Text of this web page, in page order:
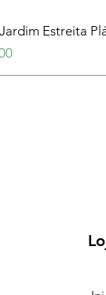
Estreita